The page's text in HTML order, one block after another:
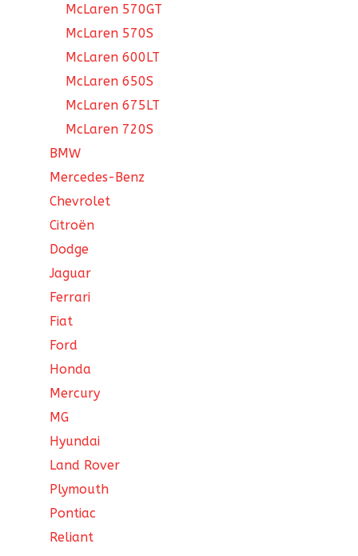
McLaren 570GT
McLaren 570S
McLaren 600LT
McLaren 650S
McLaren 675LT
McLaren 720S
BMW
Mercedes-Benz
Chevrolet
Citroën
Dodge
Jaguar
Ferrari
Fiat
Ford
Honda
Mercury
MG
Hyundai
Land Rover
Plymouth
Pontiac
Reliant